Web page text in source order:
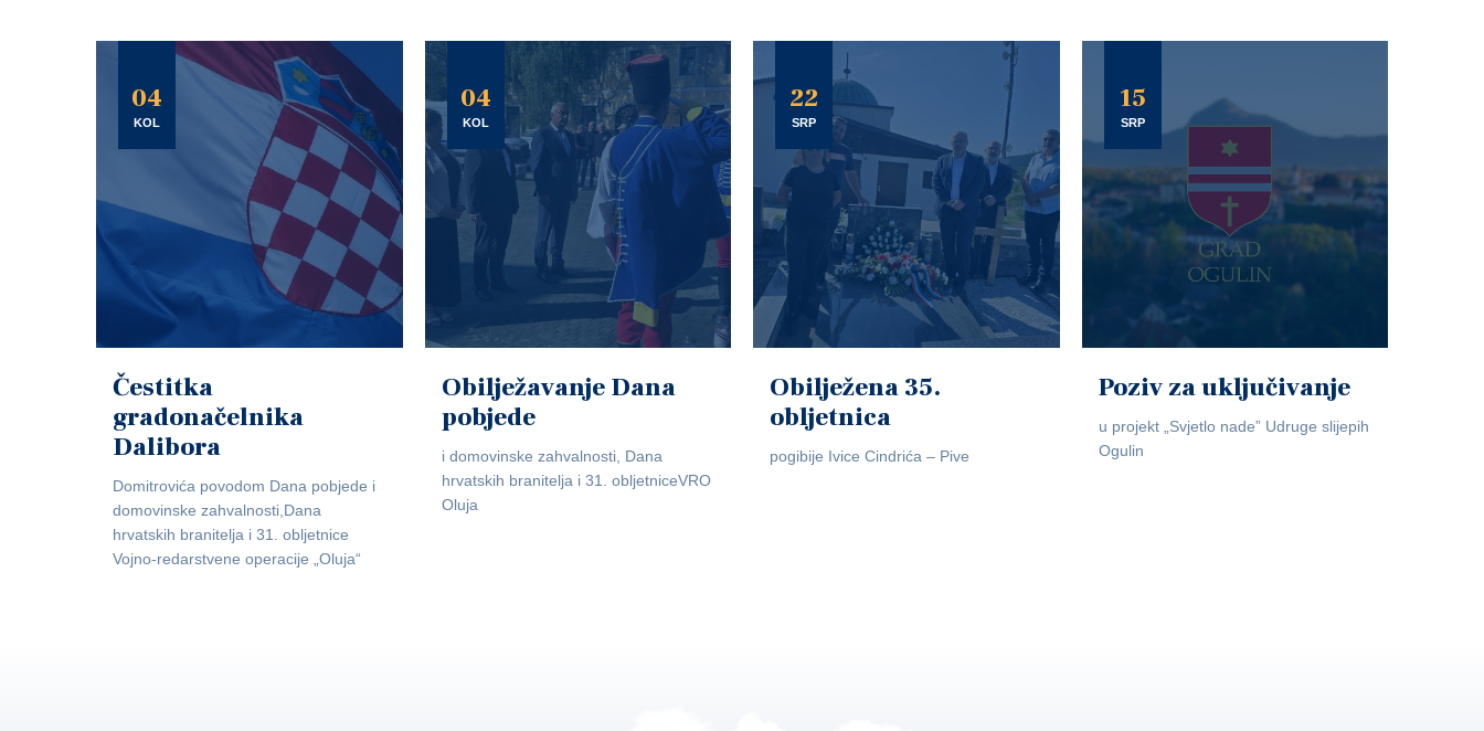
04
KOL
Čestitka
gradonačelnika
Dalibora
Domitrovića povodom Dana pobjede i
domovinske zahvalnosti,Dana
hrvatskih branitelja i 31. obljetnice
Vojno-redarstvene operacije „Oluja“
04
KOL
Obilježavanje Dana
pobjede
i domovinske zahvalnosti, Dana
hrvatskih branitelja i 31. obljetniceVRO
Oluja
22
SRP
Obilježena 35.
obljetnica
pogibije Ivice Cindrića – Pive
15
SRP
Poziv za uključivanje
u projekt „Svjetlo nade” Udruge slijepih
Ogulin